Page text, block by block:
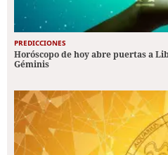
PREDICCIONES
Horóscopo de hoy abre puertas a
Géminis